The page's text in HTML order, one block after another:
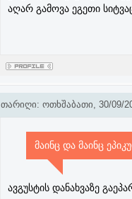
აღარ გამოვა ეგეთი
თარიღი: ოთხშაბათი, 30/09/
მაინც და მაინც
ავგუსტის დანახვაზე